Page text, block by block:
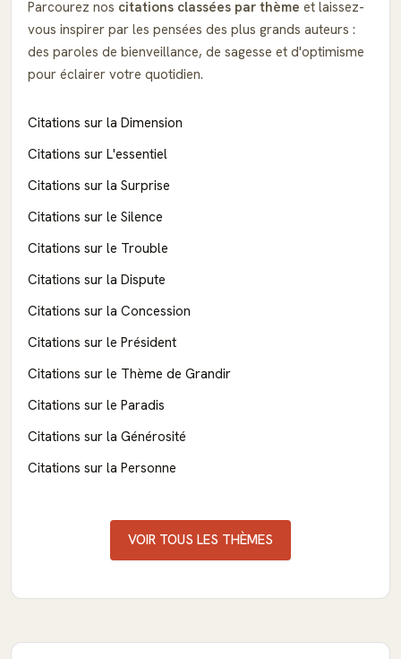
Parcourez nos citations classées par thème et laissez-
vous inspirer par les pensées des plus grands auteurs :
des paroles de bienveillance, de sagesse et d'optimisme
pour éclairer votre quotidien.
Citations sur la Dimension
Citations sur L'essentiel
Citations sur la Surprise
Citations sur le Silence
Citations sur le Trouble
Citations sur la Dispute
Citations sur la Concession
Citations sur le Président
Citations sur le Thème de Grandir
Citations sur le Paradis
Citations sur la Générosité
Citations sur la Personne
VOIR TOUS LES THÈMES